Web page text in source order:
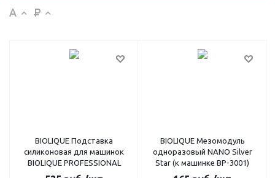
BIOLIQUE Подставка
силиконовая для машинок
BIOLIQUE PROFESSIONAL
BIOLIQUE Мезомодуль
одноразовый NANO Silver
Star (к машинке BP-3001)